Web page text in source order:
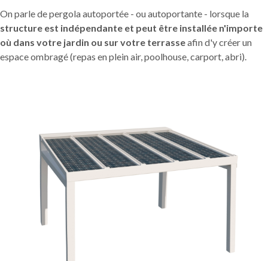
On parle de pergola autoportée - ou autoportante - lorsque la
structure est indépendante et peut être installée n'importe
où dans votre jardin ou sur votre terrasseafin d'y créer un
espace ombragé (repas en plein air, poolhouse, carport, abri).